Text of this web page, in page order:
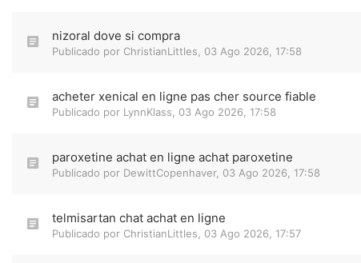
nizoral dove si compra
Publicado por ChristianLittles 03 Ago 2026, 17:58
acheter xenical en ligne pas cher source fiable
Publicado por LynnKlass 03 Ago 2026, 17:58
paroxetine achat en ligne achat paroxetine
Publicado por DewittCopenhaver, 03 Ago 2026, 17:58
telmisartan chat achat en ligne
Publicado por ChristianLittles 03 Ago 2026, 17:57